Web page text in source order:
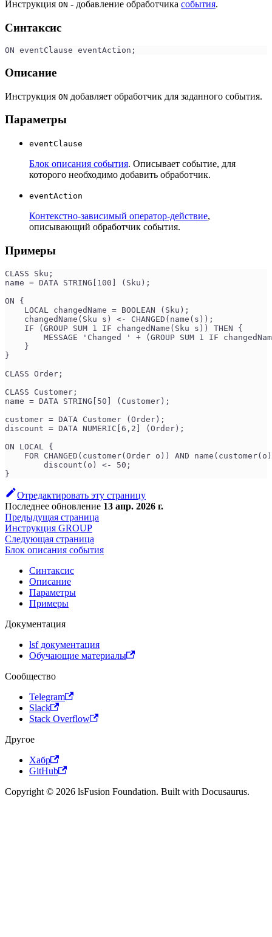
Инструкция ON - добавление обработчика события.
Синтаксис
ON eventClause eventAction;
Описание
Инструкция ON добавляет обработчик для заданного события.
Параметры
eventClause
Блок описания события. Описывает событие, для
которого необходимо добавить обработчик.
eventAction
Контекстно-зависимый оператор-действие,
описывающий обработчик события.
Примеры
CLASS Sku;
name = DATA STRING[100] (Sku);
ON {
    LOCAL changedName = BOOLEAN (Sku);
    changedName(Sku s) <- CHANGED(name(s));
    IF (GROUP SUM 1 IF changedName(Sku s)) THEN {
MESSAGE 'Changed ' + (GROUP SUM 1 IF
    }
}
CLASS Order;
CLASS Customer;
name = DATA STRING[50] (Customer);
customer = DATA Customer (Order);
discount = DATA NUMERIC[6,2] (Order);
ON LOCAL {
FOR CHANGED(customer(Order o)) AND
        discount(o) <- 50;
}
Отредактировать эту страницу
Последнее обновление 13 апр. 2026 г.
Предыдущая страница
Инструкция GROUP
Следующая страница
Блок описания события
Синтаксис
Описание
Параметры
Примеры
Документация
lsf документация
Обучающие материалы
Сообщество
Telegram
Slack
Stack Overflow
Другое
Хабр
GitHub
Copyright © 2026 lsFusion Foundation. Built with Docusaurus.